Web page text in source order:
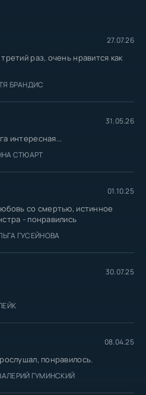
27.07.26
раз, очень нравится как
БРАНДИС
31.05.26
интересная...
СТЮАРТ
01.10.25
со смертью, истинное
- понравились
ГУСЕЙНОВА
30.07.25
08.04.25
понравилось.
ГУМИНСКИЙ